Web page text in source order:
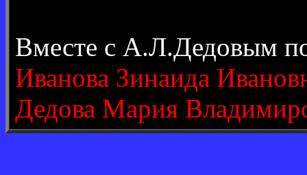
Вместе с А.Л.Дедовым
Иванова Зинаида
Дедова Мария